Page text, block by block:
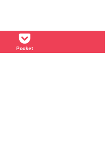
Pocket